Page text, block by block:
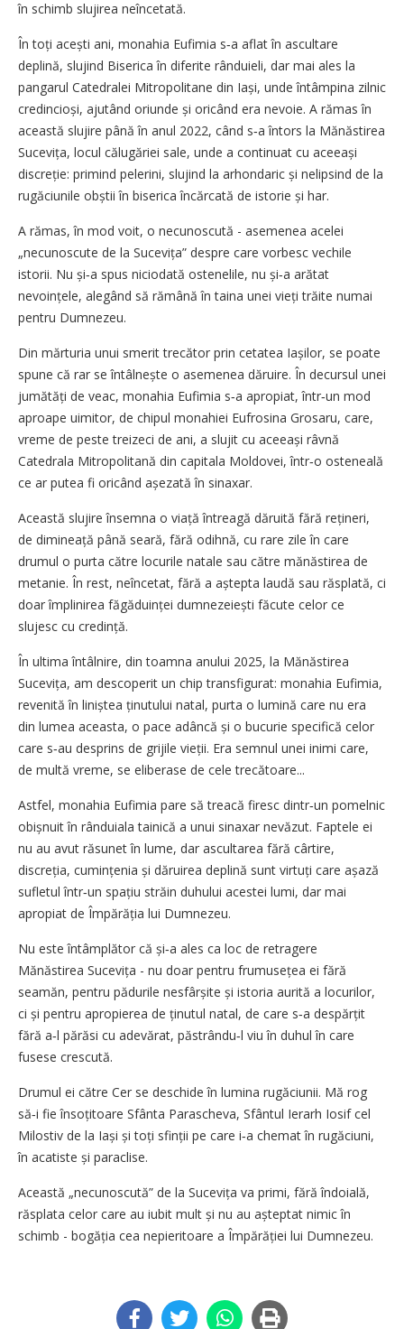
în schimb slujirea neîncetată.
În toți acești ani, monahia Eufimia s‑a aflat în ascultare
deplină, slujind Biserica în diferite rânduieli, dar mai ales la
pangarul Catedralei Mitropolitane din Iași, unde întâmpina zilnic
credincioși, ajutând oriunde și oricând era nevoie. A rămas în
această slujire până în anul 2022, când s‑a întors la Mănăstirea
Sucevița, locul călugăriei sale, unde a continuat cu aceeași
discreție: primind pelerini, slujind la arhondaric și nelipsind de la
rugăciunile obștii în biserica încărcată de istorie și har.
A rămas, în mod voit, o necunoscută - asemenea acelei
„necunoscute de la Sucevița” despre care vorbesc vechile
istorii. Nu și‑a spus niciodată ostenelile, nu și‑a arătat
nevoințele, alegând să rămână în taina unei vieți trăite numai
pentru Dumnezeu.
Din mărturia unui smerit trecător prin cetatea Iașilor, se poate
spune că rar se întâlnește o asemenea dăruire. În decursul unei
jumătăți de veac, monahia Eufimia s‑a apropiat, într‑un mod
aproape uimitor, de chipul monahiei Eufrosina Grosaru, care,
vreme de peste treizeci de ani, a slujit cu aceeași râvnă
Catedrala Mitropolitană din capitala Moldovei, într‑o osteneală
ce ar putea fi oricând așezată în sinaxar.
Această slujire însemna o viață întreagă dăruită fără rețineri,
de dimineață până seară, fără odihnă, cu rare zile în care
drumul o purta către locurile natale sau către mănăstirea de
metanie. În rest, neîncetat, fără a aștepta laudă sau răsplată, ci
doar împlinirea făgăduinței dumnezeiești făcute celor ce
slujesc cu credință.
În ultima întâlnire, din toamna anului 2025, la Mănăstirea
Sucevița, am descoperit un chip transfigurat: monahia Eufimia,
revenită în liniștea ținutului natal, purta o lumină care nu era
din lumea aceasta, o pace adâncă și o bucurie specifică celor
care s‑au desprins de grijile vieții. Era semnul unei inimi care,
de multă vreme, se eliberase de cele trecătoare...
Astfel, monahia Eufimia pare să treacă firesc dintr‑un pomelnic
obișnuit în rânduiala tainică a unui sinaxar nevăzut. Faptele ei
nu au avut răsunet în lume, dar ascultarea fără cârtire,
discreția, cumințenia și dăruirea deplină sunt virtuți care așază
sufletul într‑un spațiu străin duhului acestei lumi, dar mai
apropiat de Împărăția lui Dumnezeu.
Nu este întâmplător că și‑a ales ca loc de retragere
Mănăstirea Sucevița - nu doar pentru frumusețea ei fără
seamăn, pentru pădurile nesfârșite și istoria aurită a locurilor,
ci și pentru apropierea de ținutul natal, de care s‑a despărțit
fără a‑l părăsi cu adevărat, păstrându‑l viu în duhul în care
fusese crescută.
Drumul ei către Cer se deschide în lumina rugăciunii. Mă rog
să‑i fie însoțitoare Sfânta Parascheva, Sfântul Ierarh Iosif cel
Milostiv de la Iași și toți sfinții pe care i‑a chemat în rugăciuni,
în acatiste și paraclise.
Această „necunoscută” de la Sucevița va primi, fără îndoială,
răsplata celor care au iubit mult și nu au așteptat nimic în
schimb - bogăția cea nepieritoare a Împărăției lui Dumnezeu.